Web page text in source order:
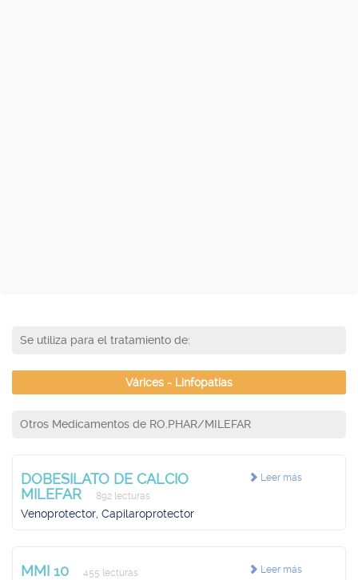
Se utiliza para el tratamiento de:
Várices - Linfopatías
Otros Medicamentos de RO.PHAR/MILEFAR
Leer más
DOBESILATO DE CALCIO
MILEFAR
892 lecturas
Venoprotector, Capilaroprotector
Leer más
MMI 10 455 lecturas